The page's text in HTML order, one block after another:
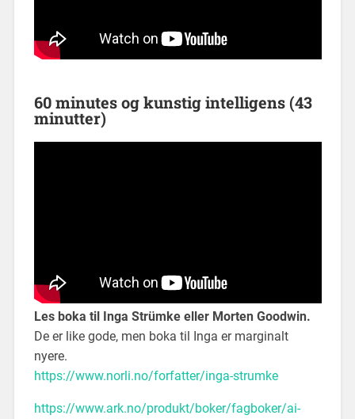
60 minutes og kunstig intelligens(43
minutter)
Les boka til Inga Strümke eller Morten Goodwin.
De er like gode, men boka til Inga er marginalt
nyere.
https://www.norli.no/forfatter/inga-strumke
https://www.ark.no/produkt/boker/fagboker/ai-